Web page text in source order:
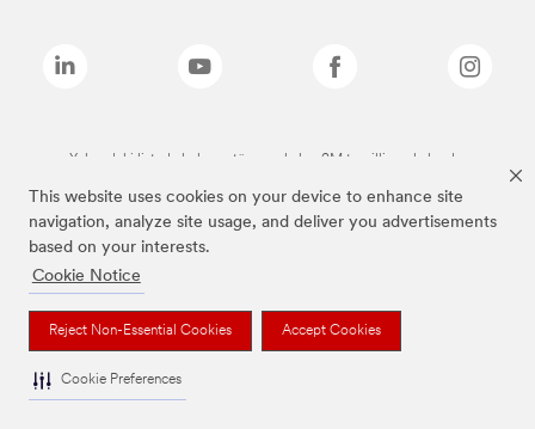
This website uses cookies on your device to enhance site
navigation, analyze site usage, and deliver you advertisements
based on your interests.
Cookie Notice
Reject Non-Essential Cookies Accept Cookies
Cookie Preferences
Yukarıdaki listede bulunan tüm markalar, 3M tescilli markalarıdır.